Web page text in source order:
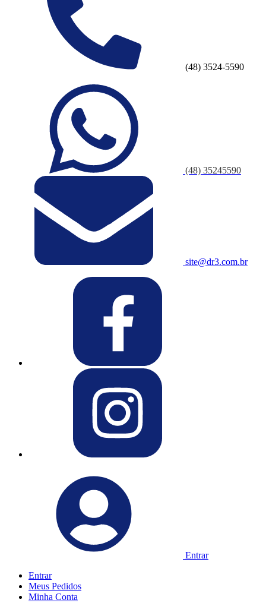
(48) 3524-5590
(48) 35245590
site@dr3.com.br
Entrar
Entrar
Meus Pedidos
Minha Conta